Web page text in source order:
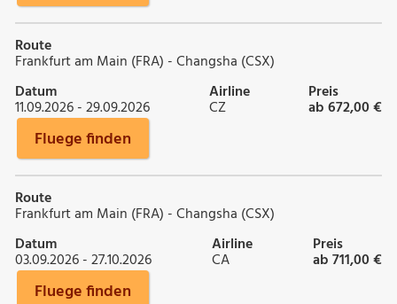
Route
Frankfurt am Main (FRA) - Changsha (CSX)
Datum
11.09.2026 - 29.09.2026
Airline
CZ
Preis
ab 672,00 €
Fluege finden
Route
Frankfurt am Main (FRA) - Changsha (CSX)
Datum
03.09.2026 - 27.10.2026
Airline
CA
Preis
ab 711,00 €
Fluege finden